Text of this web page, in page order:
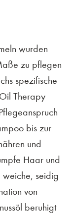
wurden
zu pflegen
spezifische
Therapy
bis zur
und
Haar und
weiche, seidig
von
beruhigt